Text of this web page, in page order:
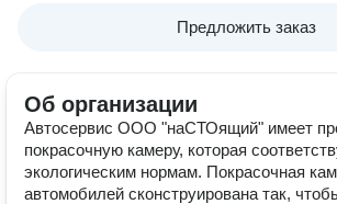
Предложить заказ
Об организации
Автосервис ООО "наСТОящий" имеет
покрасочную камеру, которая
экологическим нормам. Покрасочная
автомобилей сконструирована так,